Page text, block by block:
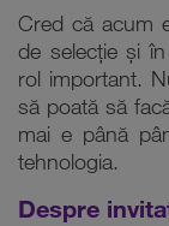
Cred că acum
de selecție și
rol important.
să poată să
mai e până
tehnologia.
Despre